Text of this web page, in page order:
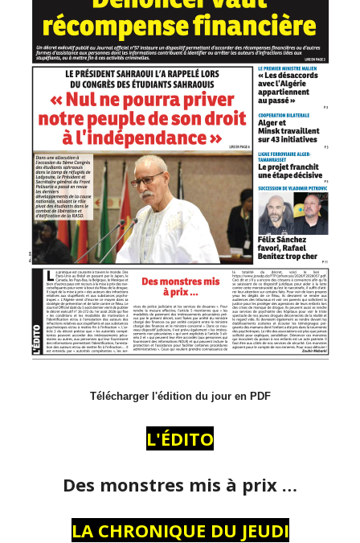
Télécharger l'édition du jour en PDF
L'ÉDITO
Des monstres mis à prix …
LA CHRONIQUE DU JEUDI